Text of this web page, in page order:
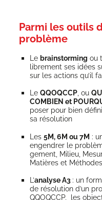
Parmi les outils
problème
Lebrains­tor­ming ou
libre­ment ses idées
sur les actions qu’il
LeQQOQCCP , ou
COMBIEN et
poser pour bien
sa résolution
Les5M, 6M ou 7M :
engen­drer le
ge­ment, Milieu,
Matières et Méthodes
L’ana­lyse A3 : un
de réso­lu­tion d’un
QQOQCCP, les